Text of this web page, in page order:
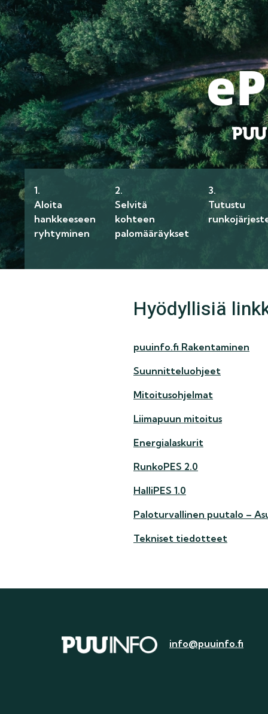
1.
Aloita
hankkeeseen
ryhtyminen
2.
Selvitä
kohteen
palomääräykset
3.
Tutustu
Hyödyllisiä
puuinfo.fi Rakentaminen
Suunnitteluohjeet
Mitoitusohjelmat
Liimapuun mitoitus
Energialaskurit
RunkoPES 2.0
HalliPES 1.0
Paloturvallinen puutalo –
Tekniset tiedotteet
info@puuinfo.fi